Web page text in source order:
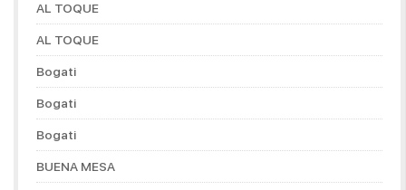
AL TOQUE
AL TOQUE
Bogati
Bogati
Bogati
BUENA MESA